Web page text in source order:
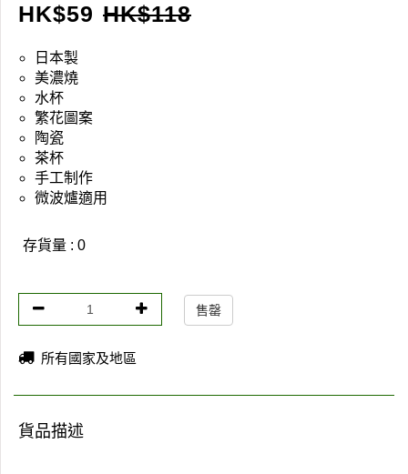
HK$59 HK$118
日本製
美濃燒
水杯
繁花圖案
陶瓷
茶杯
手工制作
微波爐適用
存貨量 : 0
售罄
所有國家及地區
貨品描述